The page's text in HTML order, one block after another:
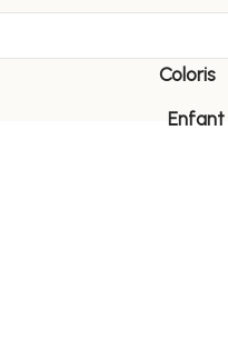
Coloris
Enfant